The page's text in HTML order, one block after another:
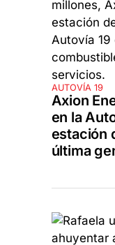
AUTOVÍA 19
Axion
en la
estación
última